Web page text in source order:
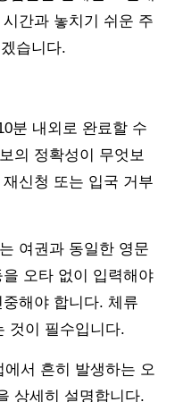
간과 놓치기 쉬운 주
습니다.
분 내외로 완료할 수
의 정확성이 무엇보
신청 또는 입국 거부
여권과 동일한 영문
오타 없이 입력해야
해야 합니다. 체류
것이 필수입니다.
서 흔히 발생하는 오
상세히 설명합니다.